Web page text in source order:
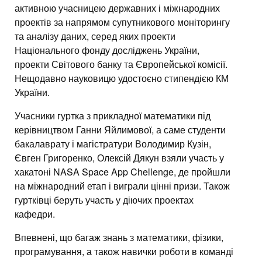
активною учасницею державних і міжнародних
проектів за напрямом супутникового моніторингу
та аналізу даних, серед яких проекти
Національного фонду досліджень України,
проекти Світового банку та Європейської комісії.
Нещодавно науковицю удостоєно стипендією КМ
України.
Учасники гуртка з прикладної математики під
керівництвом Ганни Яйлимової, а саме студенти
бакалаврату і магістратури Володимир Кузін,
Євген Григоренко, Олексій Дякун взяли участь у
хакатоні NASA Space App Chellenge, де пройшли
на міжнародний етап і виграли цінні призи. Також
гуртківці беруть участь у діючих проектах
кафедри.
Впевнені, що багаж знань з математики, фізики,
програмування, а також навички роботи в команді